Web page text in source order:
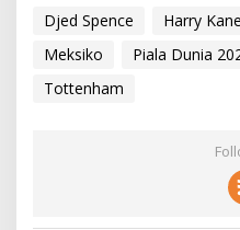
Djed Spence Harry Kane
Meksiko
Piala Dunia
Tottenham